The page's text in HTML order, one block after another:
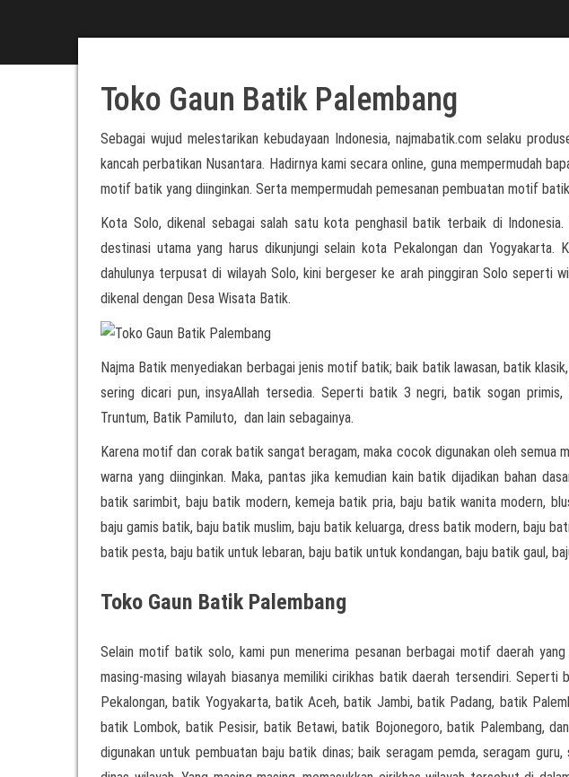
Toko Gaun Batik Palembang
Sebagai wujud melestarikan kebudayaan Indonesia, najmabatik.com selaku
kancah perbatikan Nusantara. Hadirnya kami secara online, guna mempermudah
motif batik yang diinginkan. Serta mempermudah pemesanan pembuatan motif
Kota Solo, dikenal sebagai salah satu kota penghasil batik terbaik di
destinasi utama yang harus dikunjungi selain kota Pekalongan dan
dahulunya terpusat di wilayah Solo, kini bergeser ke arah pinggiran Solo seperti
dikenal dengan Desa Wisata Batik.
Najma Batik menyediakan berbagai jenis motif batik; baik batik lawasan, batik
sering dicari pun, insyaAllah tersedia. Seperti batik 3 negri, batik sogan
Truntum, Batik Pamiluto, dan lain sebagainya.
Karena motif dan corak batik sangat beragam, maka cocok digunakan oleh semua
warna yang diinginkan. Maka, pantas jika kemudian kain batik dijadikan bahan
batik sarimbit, baju batik modern, kemeja batik pria, baju batik wanita modern,
baju gamis batik, baju batik muslim, baju batik keluarga, dress batik modern, baju
batik pesta, baju batik untuk lebaran, baju batik untuk kondangan, baju batik gaul,
Toko Gaun Batik Palembang
Selain motif batik solo, kami pun menerima pesanan berbagai motif daerah
masing-masing wilayah biasanya memiliki cirikhas batik daerah tersendiri.
Pekalongan, batik Yogyakarta, batik Aceh, batik Jambi, batik Padang, batik
batik Lombok, batik Pesisir, batik Betawi, batik Bojonegoro, batik Palembang,
digunakan untuk pembuatan baju batik dinas; baik seragam pemda, seragam